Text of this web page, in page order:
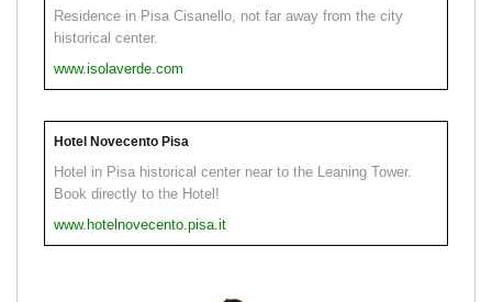
Residence in Pisa Cisanello, not far away from the city
historical center.
www.isolaverde.com
Hotel Novecento Pisa
Hotel in Pisa historical center near to the Leaning Tower.
Book directly to the Hotel!
www.hotelnovecento.pisa.it